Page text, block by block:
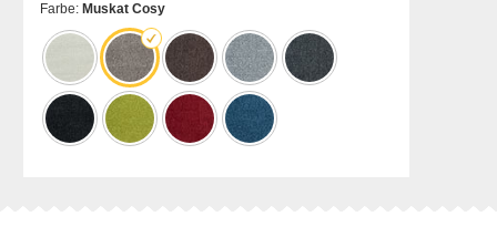
Farbe: Muskat Cosy